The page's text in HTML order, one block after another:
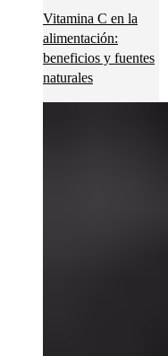
Vitamina C en la
alimentación:
beneficios y fuentes
naturales